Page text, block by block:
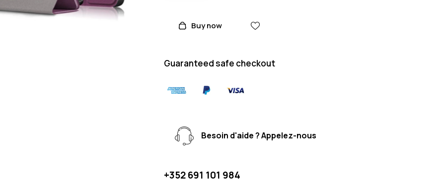
Buy now
Guaranteed safe checkout
Besoin d'aide ? Appelez-nous
+352 691 101 984